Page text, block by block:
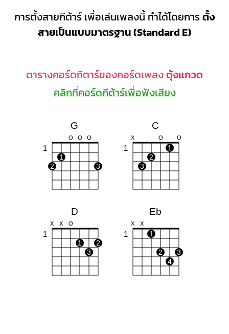
การตั้งสายกีต้าร์ เพื่อเล่นเพลงนี้ ทำได้โดยการตั้ง
สายเป็นแบบมาตรฐาน (Standard E)
ตารางคอร์ดกีตาร์ของคอร์ดเพลงตุ้งแกวด
คลิกที่คอร์ดกีต้าร์เพื่อฟังเสียง
G
O O O
1
1
2
3
C
X O O
1
1
2
3
D
X X O
1
1
2
3
Eb
X X
1 1
2
3
4